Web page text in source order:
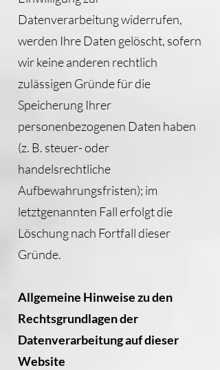
Datenverarbeitung widerrufen,
werden Ihre Daten gelöscht, sofern
wir keine anderen rechtlich
zulässigen Gründe für die
Speicherung Ihrer
personenbezogenen Daten haben
(z. B. steuer- oder
handelsrechtliche
Aufbewahrungsfristen); im
letztgenannten Fall erfolgt die
Löschung nach Fortfall dieser
Gründe.
Allgemeine Hinweise zu den
Rechtsgrundlagen der
Datenverarbeitung auf dieser
Website